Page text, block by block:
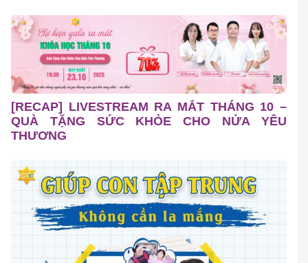
[RECAP] LIVESTREAM RA MẮT THÁNG 10 –
QUÀ TẶNG SỨC KHỎE CHO NỬA YÊU
THƯƠNG